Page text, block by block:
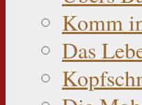
Komm
Das